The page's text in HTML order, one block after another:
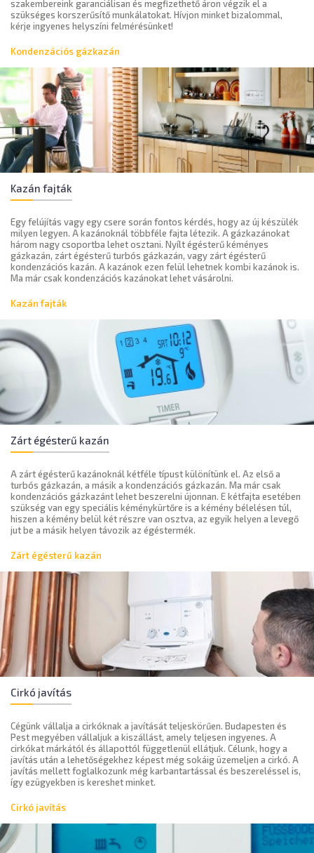
szakembereink garanciálisan és megfizethető áron végzik el a
szükséges korszerűsítő munkálatokat. Hívjon minket bizalommal,
kérje ingyenes helyszíni felmérésünket!
Kondenzációs gázkazán
Kazán fajták
Egy felújítás vagy egy csere során fontos kérdés, hogy az új készülék
milyen legyen. A kazánoknál többféle fajta létezik. A gázkazánokat
három nagy csoportba lehet osztani. Nyílt égésterű kéményes
gázkazán, zárt égésterű turbós gázkazán, vagy zárt égésterű
kondenzációs kazán. A kazánok ezen felül lehetnek kombi kazánok is.
Ma már csak kondenzációs kazánokat lehet vásárolni.
Kazán fajták
Zárt égésterű kazán
A zárt égésterű kazánoknál kétféle típust különítünk el. Az első a
turbós gázkazán, a másik a kondenzációs gázkazán. Ma már csak
kondenzációs gázkazánt lehet beszerelni újonnan. E kétfajta esetében
szükség van egy speciális kéménykürtőre is a kémény bélelésen túl,
hiszen a kémény belül két részre van osztva, az egyik helyen a levegő
jut be a másik helyen távozik az égéstermék.
Zárt égésterű kazán
Cirkó javítás
Cégünk vállalja a cirkóknak a javítását teljeskörűen. Budapesten és
Pest megyében vállaljuk a kiszállást, amely teljesen ingyenes. A
cirkókat márkától és állapottól függetlenül ellátjuk. Célunk, hogy a
javítás után a lehetőségekhez képest még sokáig üzemeljen a cirkó. A
javítás mellett foglalkozunk még karbantartással és beszereléssel is,
így ezügyekben is kereshet minket.
Cirkó javítás